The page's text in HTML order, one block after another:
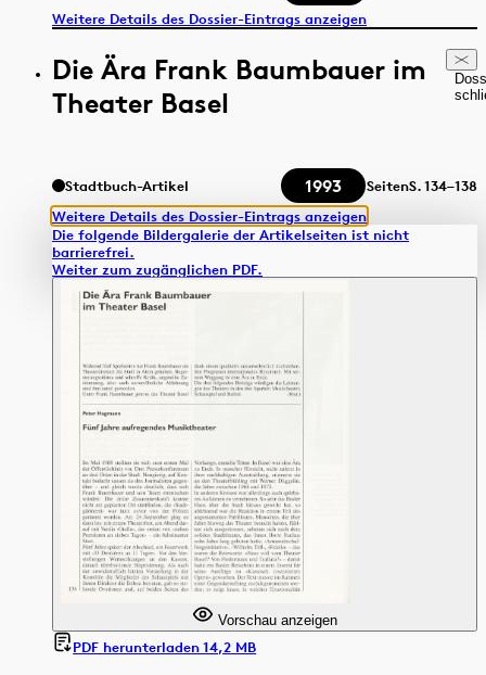
Weitere Details des Dossier-Eintrags anzeigen
Die Ära Frank Baumbauer im
Theater Basel
Stadtbuch-Artikel 1993 SeitenS.134–138
Weitere Details des Dossier-Eintrags anzeigen
Die folgende Bildergalerie der Artikelseiten ist nicht
barrierefrei.
Weiter zum zugänglichen PDF.
Vorschau anzeigen
PDF herunterladen 14,2 MB